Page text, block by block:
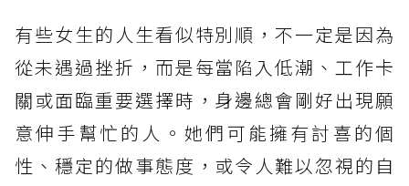
有些女生的人生看似特別順，不一定是因為
從未遇過挫折，而是每當陷入低潮、工作卡
關或面臨重要選擇時，身邊總會剛好出現願
意伸手幫忙的人。她們可能擁有討喜的個
性、穩定的做事態度，或令人難以忽視的自